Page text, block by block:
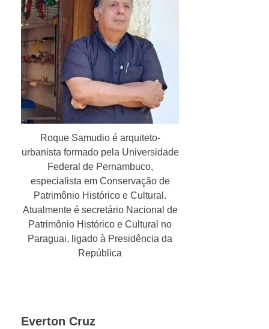
Roque Samudio é arquiteto-
urbanista formado pela Universidade
Federal de Pernambuco,
especialista em Conservação de
Patrimônio Histórico e Cultural.
Atualmente é secretário Nacional de
Patrimônio Histórico e Cultural no
Paraguai, ligado à Presidência da
República
Everton Cruz